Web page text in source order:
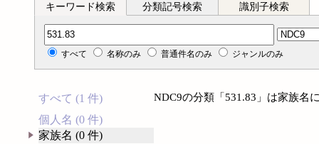
キーワード検索 分類記号検索 識別子検索
分類記号検索
すべて 名称のみ 普通件名のみ ジャンルのみ
すべて (1 件)
個人名 (0 件)
家族名 (0 件)
NDC9の分類「531.83」は家族名